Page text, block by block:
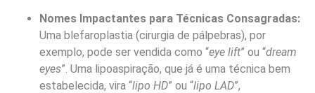
Nomes Impactantes para Técnicas Consagradas:
Uma blefaroplastia (cirurgia de pálpebras), por
exemplo, pode ser vendida como “eye lift” ou “dream
eyes”. Uma lipoaspiração, que já é uma técnica bem
estabelecida, vira “lipo HD” ou “lipo LAD”,